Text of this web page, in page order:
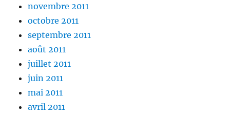
novembre 2011
octobre 2011
septembre 2011
août 2011
juillet 2011
juin 2011
mai 2011
avril 2011